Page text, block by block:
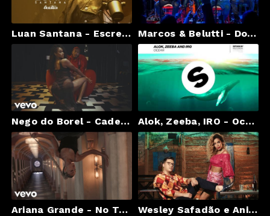
Luan Santana - Escreve aí - (Vídeo Oficial) - "DVD Luan Santana Acústico" Marcos & Belutti - Domingo de manhã [CLIPE OFICIAL]
Nego do Borel - Cadeira Alok, Zeeba, IRO - Ocean (Radio Edit)
Ariana Grande - No Tears Left To Cry Wesley Safadão e Anitta - Romance Com Safadeza (Clipe Oficial)